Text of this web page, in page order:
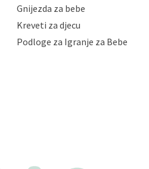
zakonima. Napominjemo
u potpunosti ili djelomice,
obrade Vaših osobnih
možete podnijeti poštom na
ili e-mailom na adresu:
Gnijezda za bebe
Kreveti za djecu
Podloge za Igranje za Bebe